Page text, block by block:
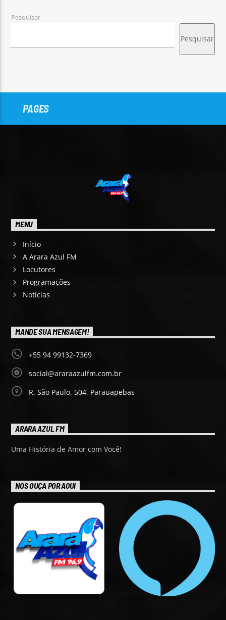
Pesquisar
Pesquisar
PAGES
MENU
Início
A Arara Azul FM
Locutores
Programações
Notícias
MANDE SUA MENSAGEM!
+55 94 99132-7369
social@araraazulfm.com.br
R. São Paulo, 504, Parauapebas
ARARA AZUL FM
Uma História de Amor com Você!
NOS OUÇA POR AQUI